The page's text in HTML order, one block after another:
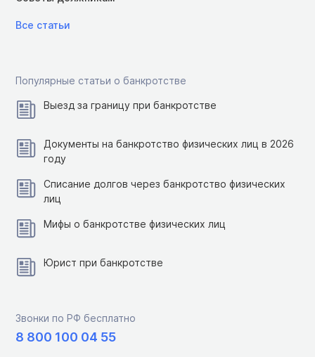
Все статьи
Популярные статьи о банкротстве
Выезд за границу при банкротстве
Документы на банкротство физических лиц в 2026
году
Списание долгов через банкротство физических
лиц
Мифы о банкротстве физических лиц
Юрист при банкротстве
Звонки по РФ бесплатно
8 800 100 04 55